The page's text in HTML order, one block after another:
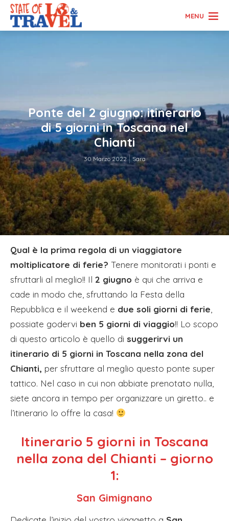
MENU
Ponte del 2 giugno: itinerario
di 5 giorni in Toscana nel
Chianti
30 Marzo 2022 Sara
Qual è la prima regola di un viaggiatore
moltiplicatore di ferie? Tenere monitorati i ponti e
sfruttarli al meglio!! Il 2 giugno è qui che arriva e
cade in modo che, sfruttando la Festa della
Repubblica e il weekend e due soli giorni di ferie
possiate godervi ben 5 giorni di viaggio!! Lo scopo
di questo articolo è quello di suggerirvi un
itinerario di 5 giorni in Toscana nella zona del
Chianti, per sfruttare al meglio questo ponte super
tattico. Nel caso in cui non abbiate prenotato nulla,
siete ancora in tempo per organizzare un giretto.. e
l’itinerario lo offre la casa!
Itinerario 5 giorni in Toscana
nella zona del Chianti – giorno
1:
San Gimignano